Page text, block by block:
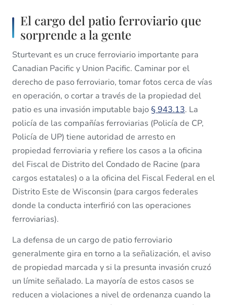
El cargo del patio ferroviario que
sorprende a la gente
Sturtevant es un cruce ferroviario importante para
Canadian Pacific y Union Pacific. Caminar por el
derecho de paso ferroviario, tomar fotos cerca de vías
en operación, o cortar a través de la propiedad del
patio es una invasión imputable bajo§ 943.13. La
policía de las compañías ferroviarias (Policía de CP,
Policía de UP) tiene autoridad de arresto en
propiedad ferroviaria y refiere los casos a la oficina
del Fiscal de Distrito del Condado de Racine (para
cargos estatales) o a la oficina del Fiscal Federal en el
Distrito Este de Wisconsin (para cargos federales
donde la conducta interfirió con las operaciones
ferroviarias).
La defensa de un cargo de patio ferroviario
generalmente gira en torno a la señalización, el aviso
de propiedad marcada y si la presunta invasión cruzó
un límite señalado. La mayoría de estos casos se
reducen a violaciones a nivel de ordenanza cuando la